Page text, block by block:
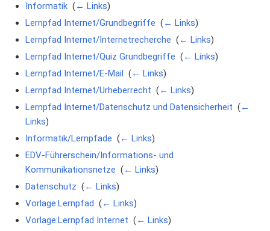
Informatik‎ (← Links)
Lernpfad Internet/Grundbegriffe (← Links)
Lernpfad Internet/Internetrecherche (← Links)
Lernpfad Internet/Quiz Grundbegriffe (← Links)
Lernpfad Internet/E-Mail (← Links)
Lernpfad Internet/Urheberrecht (← Links)
Lernpfad Internet/Datenschutz und Datensicherheit (←
Links)
Informatik/Lernpfade (← Links)
EDV-Führerschein/Informations- und
Kommunikationsnetze (← Links)
Datenschutz (← Links)
Vorlage:Lernpfad (← Links)
Vorlage:Lernpfad Internet (← Links)